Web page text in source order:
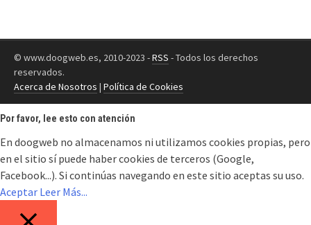
© www.doogweb.es, 2010-2023 -RSS - Todos los derechos
reservados.
Acerca de Nosotros | Política de Cookies
Por favor, lee esto con atención
En doogweb no almacenamos ni utilizamos cookies propias, pero
en el sitio sí puede haber cookies de terceros (Google,
Facebook...). Si continúas navegando en este sitio aceptas su uso.
Aceptar Leer Más...